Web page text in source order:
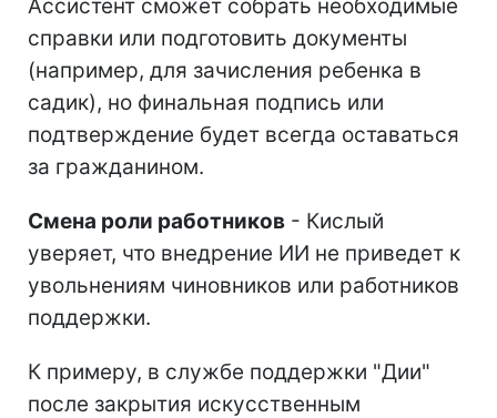
Ассистент сможет собрать необходимые
справки или подготовить документы
(например, для зачисления ребенка в
садик), но финальная подпись или
подтверждение будет всегда оставаться
за гражданином.
Смена роли работников - Кислый
уверяет, что внедрение ИИ не приведет к
увольнениям чиновников или работников
поддержки.
К примеру, в службе поддержки "Дии"
после закрытия искусственным